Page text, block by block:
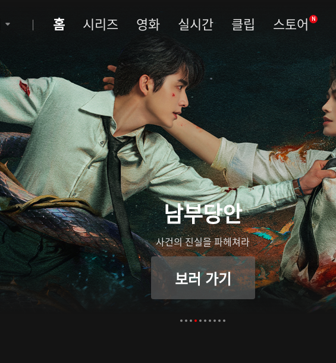
홈 시리즈 영화 실시간 클립 스토어 N
남부당안
사건의 진실을 파헤쳐라
보러 가기